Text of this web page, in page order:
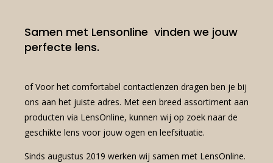
Samen met Lensonline vinden we jouw
perfecte lens.
of Voor het comfortabel contactlenzen dragen ben je bij
ons aan het juiste adres. Met een breed assortiment aan
producten via LensOnline, kunnen wij op zoek naar de
geschikte lens voor jouw ogen en leefsituatie.
Sinds augustus 2019 werken wij samen met LensOnline.